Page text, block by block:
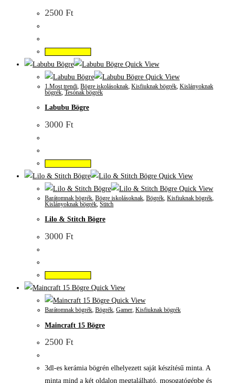
2500 Ft
Quick View
Quick View
1.Most trendi Bögre iskolásoknak Kisfiuknak bögrék Kislányoknak
bögrék Tesónak bögrék
Labubu Bögre
3000 Ft
Quick View
Quick View
Barátomnak bögrék Bögre iskolásoknak Bögrék Kisfiuknak bögrék
Kislányoknak bögrék Stitch
Lilo & Stitch Bögre
3000 Ft
Quick View
Quick View
Barátomnak bögrék, Bögrék, Gamer, Kisfiuknak bögrék
Maincraft 15 Bögre
2500 Ft
3dl-es kerámia bögrén elhelyezett saját készítésű minta. A
minta mind a két oldalon megtalálható, mosogatógépbe és